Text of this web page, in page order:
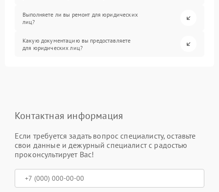
Выполняете ли вы ремонт для юридических
лиц?
Какую документацию вы предоставляете
для юридических лиц?
Контактная информация
Если требуется задать вопрос специалисту, оставьте
свои данные и дежурный специалист с радостью
проконсультирует Вас!